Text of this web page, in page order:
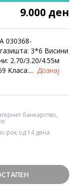
9.000 ден
3*6 Висини
2.70/3.20/4.55м
Класа:... Дознај
банкарство,
рок од 14 дена